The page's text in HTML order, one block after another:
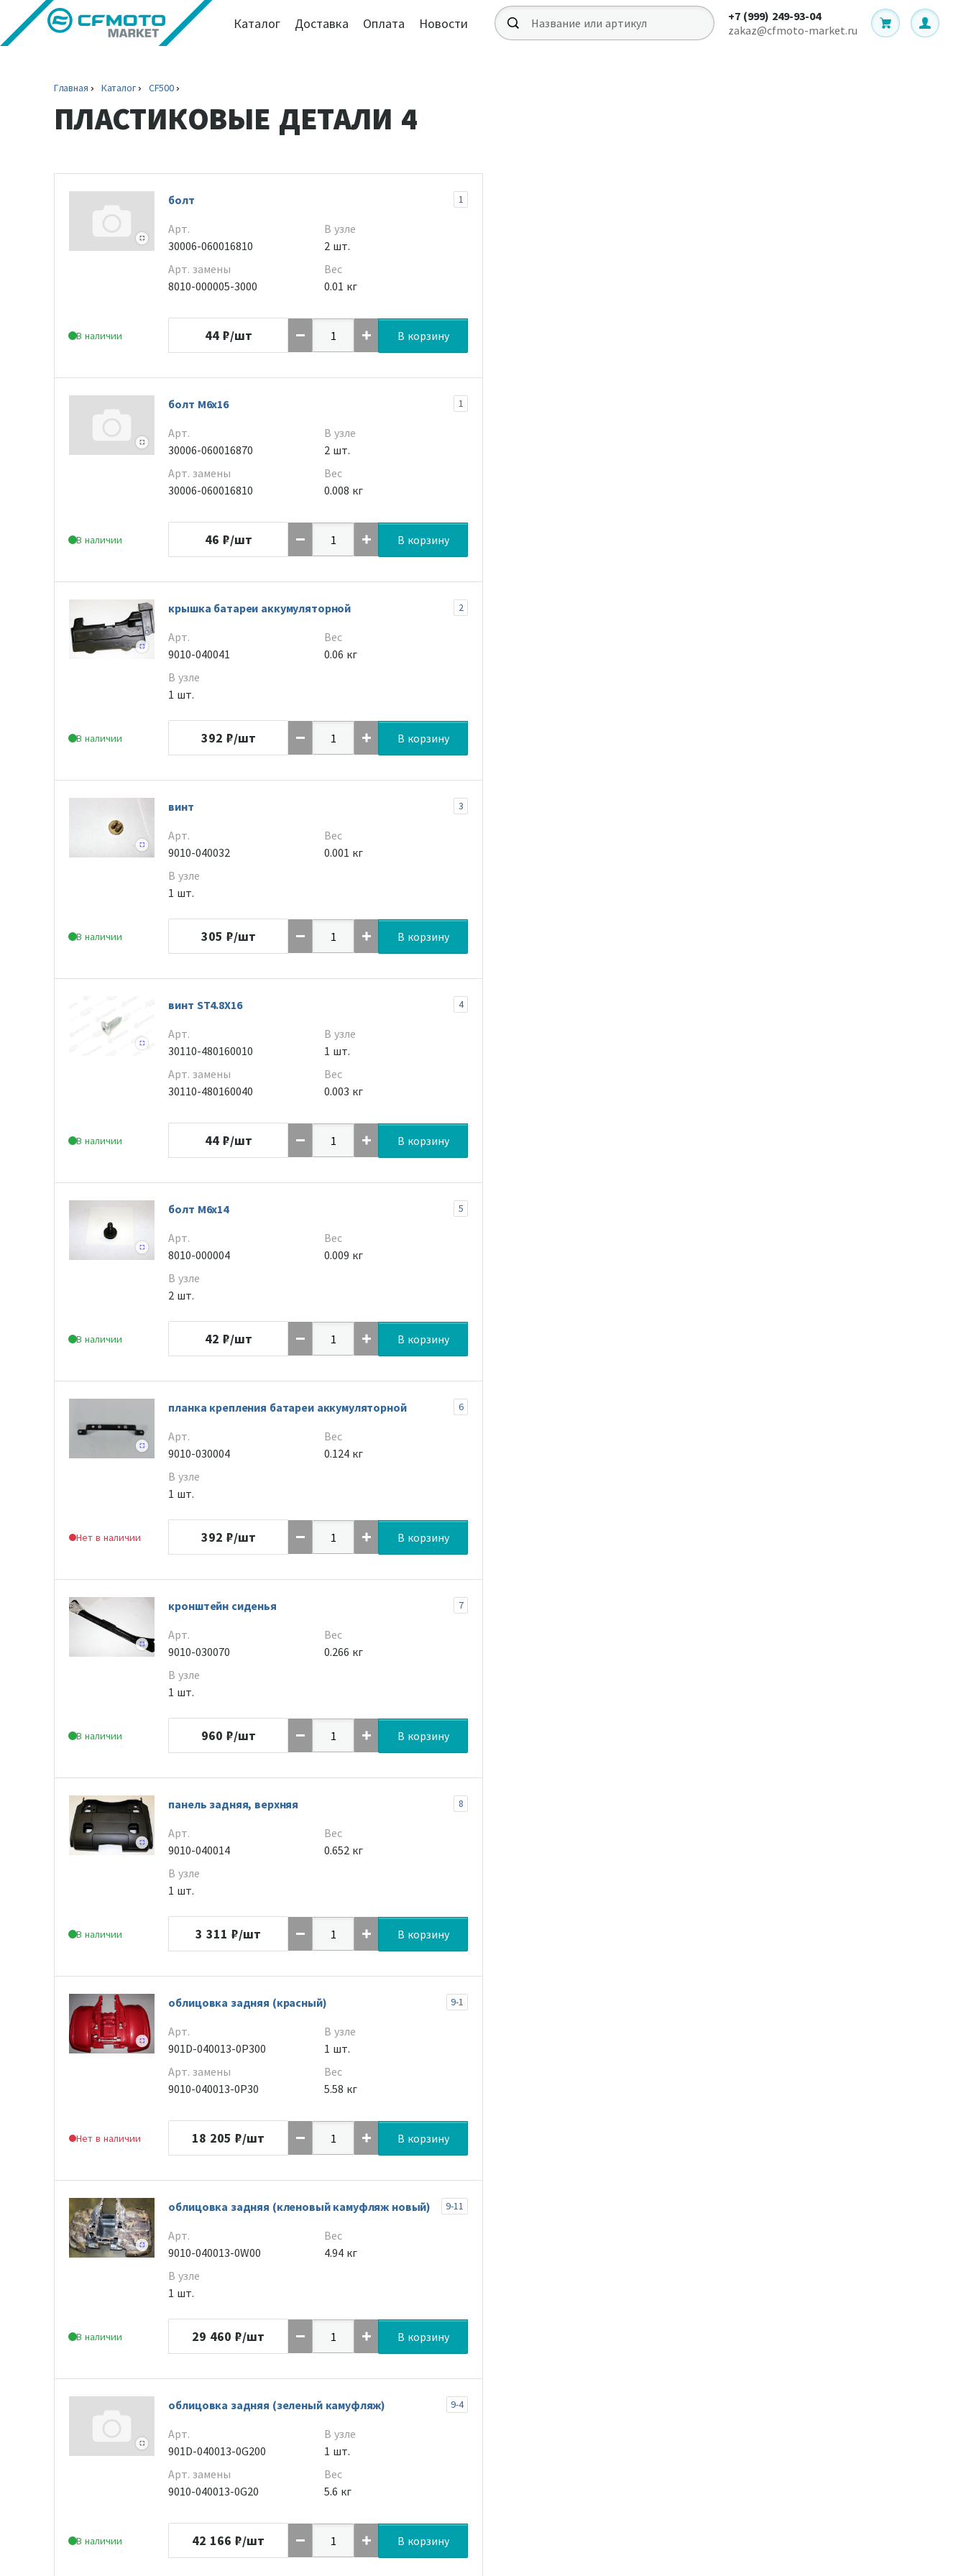
Каталог Доставка Оплата Новости
+7 (999) 249-93-04
zakaz@cfmoto-market.ru
Главная Каталог CF500
ПЛАСТИКОВЫЕ ДЕТАЛИ 4
В наличии
болт 1
Арт.
30006-060016810
Арт. замены
8010-000005-3000
В узле
2 шт.
Вес
0.01 кг
44 ₽/шт В корзину
В наличии
болт M6x16 1
Арт.
30006-060016870
Арт. замены
30006-060016810
В узле
2 шт.
Вес
0.008 кг
46 ₽/шт В корзину
В наличии
крышка батареи аккумуляторной 2
Арт.
9010-040041
В узле
1 шт.
Вес
0.06 кг
392 ₽/шт В корзину
В наличии
винт 3
Арт.
9010-040032
В узле
1 шт.
Вес
0.001 кг
305 ₽/шт В корзину
В наличии
винт ST4.8X16 4
Арт.
30110-480160010
Арт. замены
30110-480160040
В узле
1 шт.
Вес
0.003 кг
44 ₽/шт В корзину
В наличии
болт М6х14 5
Арт.
8010-000004
В узле
2 шт.
Вес
0.009 кг
42 ₽/шт В корзину
Нет в наличии
планка крепления батареи аккумуляторной 6
Арт.
9010-030004
В узле
1 шт.
Вес
0.124 кг
392 ₽/шт В корзину
В наличии
кронштейн сиденья 7
Арт.
9010-030070
В узле
1 шт.
Вес
0.266 кг
960 ₽/шт В корзину
В наличии
панель задняя, верхняя 8
Арт.
9010-040014
В узле
1 шт.
Вес
0.652 кг
3 311 ₽/шт В корзину
Нет в наличии
облицовка задняя (красный) 9-1
Арт.
901D-040013-0P300
Арт. замены
9010-040013-0P30
В узле
1 шт.
Вес
5.58 кг
18 205 ₽/шт В корзину
В наличии
облицовка задняя (кленовый камуфляж новый) 9-11
Арт.
9010-040013-0W00
В узле
1 шт.
Вес
4.94 кг
29 460 ₽/шт В корзину
В наличии
облицовка задняя (зеленый камуфляж) 9-4
Арт.
901D-040013-0G200
Арт. замены
9010-040013-0G20
В узле
1 шт.
Вес
5.6 кг
42 166 ₽/шт В корзину